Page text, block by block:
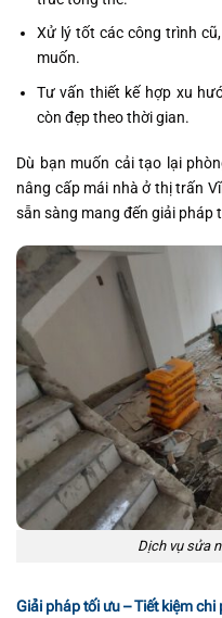
Xử lý tốt các công trình
muốn.
Tư vấn thiết kế hợp xu
còn đẹp theo thời gian.
Dù bạn muốn cải tạo lại
nâng cấp mái nhà ở thị trấn
sẵn sàng mang đến giải pháp
Dịch vụ sửa
Giải pháp tối ưu – Tiết kiệm